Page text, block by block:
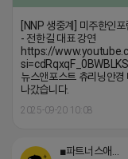
[NNP 생중계] 미주한인
- 전한길 대표 강연
https://
뉴스앤포스트 츄리닝안경
나갔습니다.
2025-09-20 10:08